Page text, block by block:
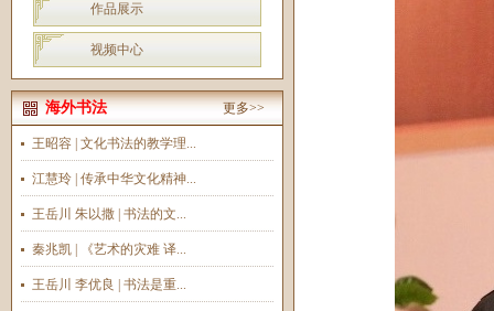
作品展示
视频中心
海外书法 更多>>
王昭容 | 文化书法的教学理...
江慧玲 | 传承中华文化精神...
王岳川 朱以撒 | 书法的文...
秦兆凯 | 《艺术的灾难 译...
王岳川 李优良 | 书法是重...